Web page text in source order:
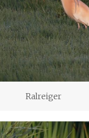
Ralreiger